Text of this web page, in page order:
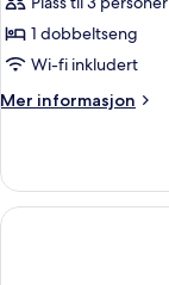
av
Double
room
1 dobbeltseng
Wi-fi inkludert
Mer informasjon
Mer
room